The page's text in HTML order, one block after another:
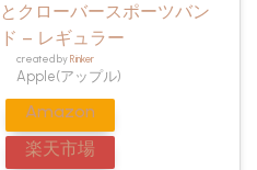
とクローバースポーツバン
ド – レギュラー
created byRinker
Apple(アップル)
Amazon
楽天市場